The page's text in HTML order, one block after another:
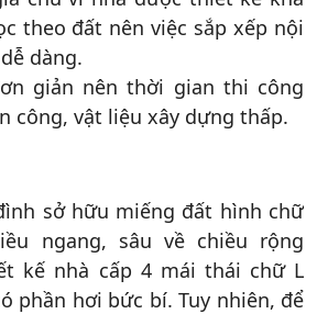
theo đất nên việc sắp xếp nội
dàng.
giản nên thời gian thi công
công, vật liệu xây dựng thấp.
sở hữu miếng đất hình chữ
ngang, sâu về chiều rộng
kế nhà cấp 4 mái thái chữ L
phần hơi bức bí. Tuy nhiên, để